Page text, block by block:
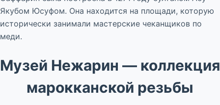
Якубом Юсуфом. Она находится на площади, которую
исторически занимали мастерские чеканщиков по
меди.
Музей Нежарин — коллекция
марокканской резьбы